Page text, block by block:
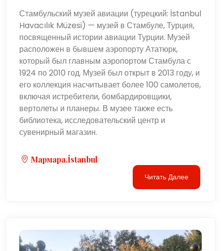
Стамбульский музей авиации (турецкий: İstanbul
Havacılık Müzesi) — музей в Стамбуле, Турция,
посвященный истории авиации Турции. Музей
расположен в бывшем аэропорту Ататюрк,
который был главным аэропортом Стамбула с
1924 по 2010 год. Музей был открыт в 2013 году, и
его коллекция насчитывает более 100 самолетов,
включая истребители, бомбардировщики,
вертолеты и планеры. В музее также есть
библиотека, исследовательский центр и
сувенирный магазин.
Мармара,İstanbul
Читать Далее